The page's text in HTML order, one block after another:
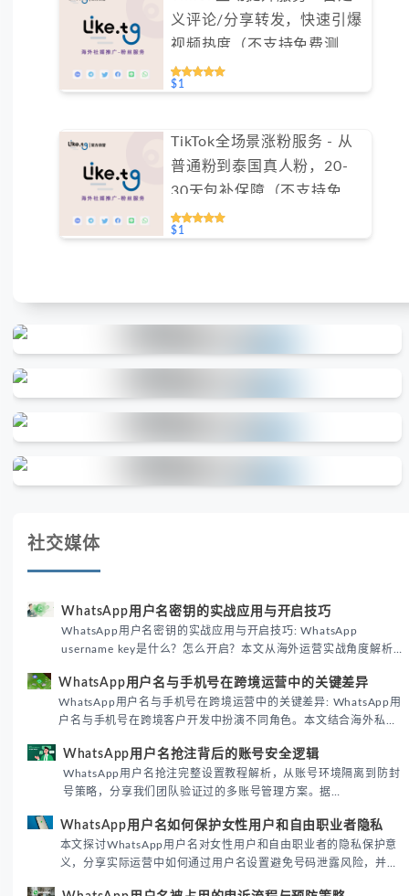
义评论/分享转发，快速引爆
视频热度（不支持免费测
试）
$1
TikTok全场景涨粉服务 - 从
普通粉到泰国真人粉，20-
30天包补保障（不支持免费
测试）
$1
社交媒体
WhatsApp用户名密钥的实战应用与开启技巧
WhatsApp用户名密钥的实战应用与开启技巧: WhatsApp
username key是什么？怎么开启？本文从海外运营实战角度解析
境团队高效触达目标客户。
WhatsApp用户名与手机号在跨境运营中的关键差异
WhatsApp用户名与手机号在跨境运营中的关键差异: WhatsApp用
户名与手机号在跨境客户开发中扮演不同角色。本文结合海外私域
际差异，帮助团队优化WhatsApp营销策略。
WhatsApp用户名抢注背后的账号安全逻辑
WhatsApp用户名抢注完整设置教程解析，从账号环境隔离到防封
号策略，分享我们团队验证过的多账号管理方案。据
性直接影响转化率。
WhatsApp用户名如何保护女性用户和自由职业者隐私
本文探讨WhatsApp用户名对女性用户和自由职业者的隐私保护意
义，分享实际运营中如何通过用户名设置避免号码泄露风险，并提